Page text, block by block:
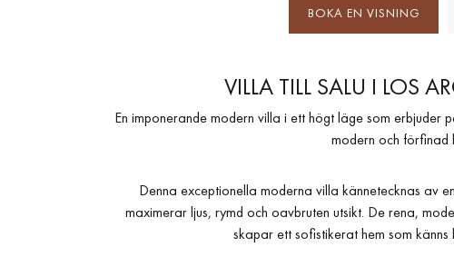
BOKA EN VISNING
VILLA TILL SALU I LOS
En imponerande modern villa i ett högt läge som erbjuder
modern och förfinad
Denna exceptionella moderna villa kännetecknas av
maximerar ljus, rymd och oavbruten utsikt. De rena,
skapar ett sofistikerat hem som